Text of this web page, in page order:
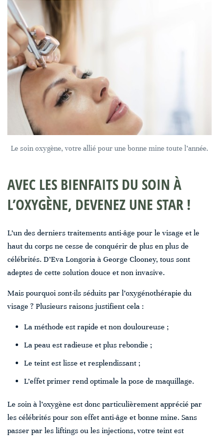
Le soin oxygène, votre allié pour une bonne mine toute l’année.
AVEC LES BIENFAITS DU SOIN À
L’OXYGÈNE, DEVENEZ UNE STAR !
L’un des derniers traitements anti-âge pour le visage et le
haut du corps ne cesse de conquérir de plus en plus de
célébrités. D’Eva Longoria à George Clooney, tous sont
adeptes de cette solution douce et non invasive.
Mais pourquoi sont-ils séduits par l’oxygénothérapie du
visage ? Plusieurs raisons justifient cela :
La méthode est rapide et non douloureuse ;
La peau est radieuse et plus rebondie ;
Le teint est lisse et resplendissant ;
L’effet primer rend optimale la pose de maquillage.
Le soin à l’oxygène est donc particulièrement apprécié par
les célébrités pour son effet anti-âge et bonne mine. Sans
passer par les liftings ou les injections, votre teint est